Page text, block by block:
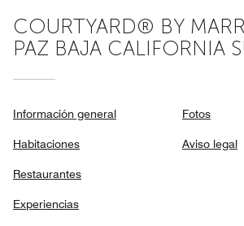
COURTYARD® BY
PAZ BAJA CALIFORNIA
Información general
Habitaciones
Restaurantes
Experiencias
Fotos
Aviso legal